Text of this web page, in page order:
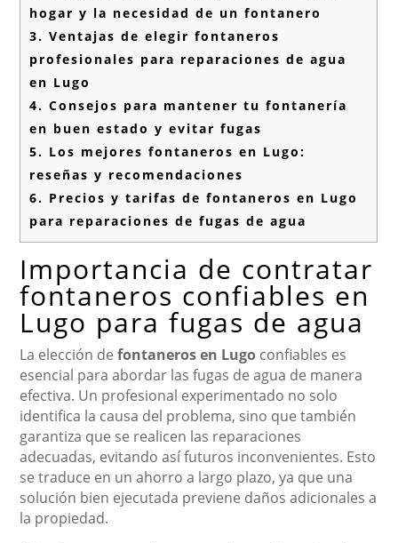
hogar y la necesidad de un fontanero
3. Ventajas de elegir fontaneros
profesionales para reparaciones de agua
en Lugo
4. Consejos para mantener tu fontanería
en buen estado y evitar fugas
5. Los mejores fontaneros en Lugo:
reseñas y recomendaciones
6. Precios y tarifas de fontaneros en Lugo
para reparaciones de fugas de agua
Importancia de contratar
fontaneros confiables en
Lugo para fugas de agua
La elección defontaneros en Lugo confiables es
esencial para abordar las fugas de agua de manera
efectiva. Un profesional experimentado no solo
identifica la causa del problema, sino que también
garantiza que se realicen las reparaciones
adecuadas, evitando así futuros inconvenientes. Esto
se traduce en un ahorro a largo plazo, ya que una
solución bien ejecutada previene daños adicionales a
la propiedad.